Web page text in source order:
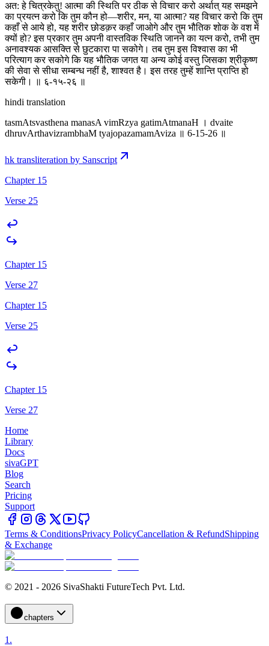
अत: हे चित्रकेतु! आत्मा की स्थिति पर ठीक से विचार करो अर्थात् यह समझने
का प्रयत्न करो कि तुम कौन हो—शरीर, मन, या आत्मा? यह विचार करो कि तुम
कहाँ से आये हो, यह शरीर छोडक़र कहाँ जाओगे और तुम भौतिक शोक के वश में
क्यों हो? इस प्रकार तुम अपनी वास्तविक स्थिति जानने का यत्न करो, तभी तुम
अनावश्यक आसक्ति से छुटकारा पा सकोगे। तब तुम इस विश्वास का भी
परित्याग कर सकोगे कि यह भौतिक जगत या अन्य कोई वस्तु जिसका श्रीकृष्ण
की सेवा से सीधा सम्बन्ध नहीं है, शाश्वत है। इस तरह तुम्हें शान्ति प्राप्ति हो
सकेगी। ॥ ६-१५-२६ ॥
hindi translation
tasmAtsvasthena manasA vimRzya gatimAtmanaH । dvaite
dhruvArthavizrambhaM tyajopazamamAviza ॥ 6-15-26 ॥
hk transliteration by Sanscript
Chapter 15
Verse 25
Chapter 15
Verse 27
Chapter 15
Verse 25
Chapter 15
Verse 27
Home
Library
Docs
sivaGPT
Blog
Search
Pricing
Support
Terms & ConditionsPrivacy PolicyCancellation & RefundShipping
& Exchange
© 2021 - 2026 SivaShakti FutureTech Pvt. Ltd.
chapters
1.